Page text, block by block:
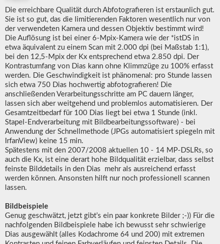
Die erreichbare Qualität durch Abfotografieren ist erstaunlich gut.
Sie ist so gut, das die limitierenden Faktoren wesentlich nur von
der verwendeten Kamera und dessen Objektiv bestimmt wird!
Die Auflösung ist bei einer 6-Mpix-Kamera wie der *istDS in
etwa äquivalent zu einem Scan mit 2.000 dpi (bei Maßstab 1:1),
bei den 12,5-Mpix der Kx entsprechend etwa 2.850 dpi. Der
Kontrastumfang von Dias kann ohne Klimmzüge zu 100% erfasst
werden. Die Geschwindigkeit ist phänomenal: pro Stunde lassen
sich etwa 750 Dias hochwertig abfotografieren! Die
anschließenden Verarbeitungsschritte am PC dauern länger,
lassen sich aber weitgehend und problemlos automatisieren. Der
Gesamtzeitbedarf für 100 Dias liegt bei etwa 1 Stunde (inkl.
Stapel-Endverarbeitung mit Bildbearbeitungssoftware) - bei
Anwendung der Schnellmethode (JPGs automatisiert spiegeln mit
IrfanView) keine 15 min.
Spätestens mit den 2007/2008 aktuellen 10 - 14 MP-DSLRs, so
auch die Kx, ist eine derart hohe Bildqualität erzielbar, dass selbst
feinste Bilddetails in den Dias mehr als ausreichend erfasst
werden können. Ansonsten hilft nur noch professionell scannen
lassen.
Bildbeispiele
Genug geschwätzt, jetzt gibt’s ein paar konkrete Bilder ;-)) Für die
nachfolgenden Bildbeispiele habe ich bewusst sehr schwierige
Dias ausgewählt (alles Kodachrome 64 und 200) mit extremen